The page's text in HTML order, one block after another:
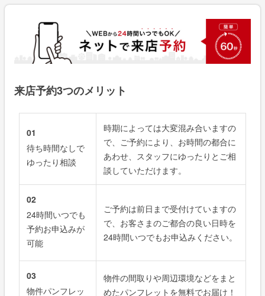
来店予約3つのメリット
01
待ち時間なしで
ゆったり相談
時期によっては大変混み合いますの
で、ご予約により、お時間の都合に
あわせ、スタッフにゆったりとご相
談していただけます。
02
24時間いつでも
予約お申込みが
可能
ご予約は前日まで受付けていますの
で、お客さまのご都合の良い日時を
24時間いつでもお申込みください。
03
物件パンフレッ
物件の間取りや周辺環境などをまと
めたパンフレットを無料でお届け！